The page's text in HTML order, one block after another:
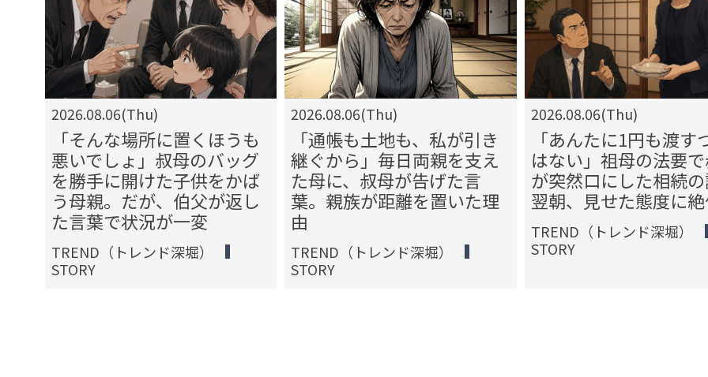
2026.08.06(Thu)
「そんな場所に置くほうも
悪いでしょ」叔母のバッグ
を勝手に開けた子供をかば
う母親。だが、伯父が返し
た言葉で状況が一変
TREND（トレンド深堀）
STORY
2026.08.06(Thu)
「通帳も土地も、私が引き
継ぐから」毎日両親を支え
た母に、叔母が告げた言
葉。親族が距離を置いた理
由
TREND（トレンド深堀）
STORY
2026.08.06(Thu)
「あんたに1円も渡す
はない」祖母の法要
が突然口にした相続の
翌朝、見せた態度に
TREND（トレンド深堀）
STORY